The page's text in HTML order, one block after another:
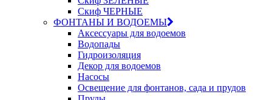
Скиф ЧЕРНЫЕ
ФОНТАНЫ И ВОДОЕМЫ
Аксессуары для водоемов
Водопады
Гидроизоляция
Декор для водоемов
Насосы
Освещение для фонтанов, сада и прудов